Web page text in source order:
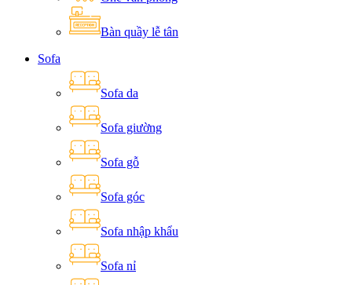
Bàn quầy lễ tân
Sofa
Sofa da
Sofa giường
Sofa gỗ
Sofa góc
Sofa nhập khẩu
Sofa nỉ